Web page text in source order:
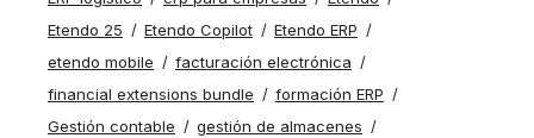
Etendo 25
Etendo Copilot
Etendo ERP
etendo mobile
facturación electrónica
financial extensions bundle
formación ERP
Gestión contable
gestión de almacenes